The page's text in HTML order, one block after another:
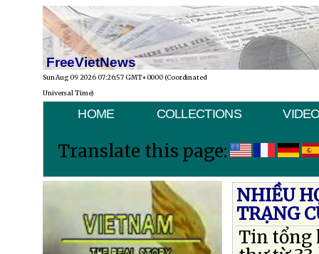
FreeVietNews
Sun Aug 09 2026 07:26:57 GMT+0000 (Coordinated
Universal Time)
HOME COLLECTIONS
Translate this page:
NHIỀU
TRẠNG
Tin tổng